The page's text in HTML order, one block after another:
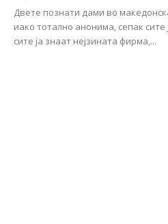
Двете познати дами во
иако тотално анонима, сепак сите
сите ја знаат нејзината фирма,...